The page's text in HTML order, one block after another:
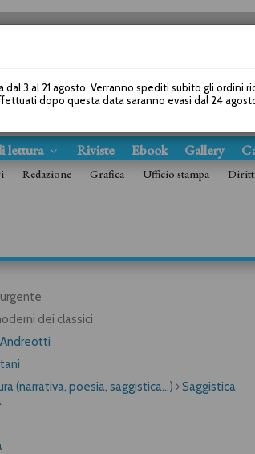
lettura Riviste Ebook Gallery
Redazione Grafica Ufficio stampa
dei classici
(narrativa, poesia, saggistica...)
Saggistica
dal 3 al 21 agosto. Verranno spediti subito gli ordini
dopo questa data saranno evasi dal 24